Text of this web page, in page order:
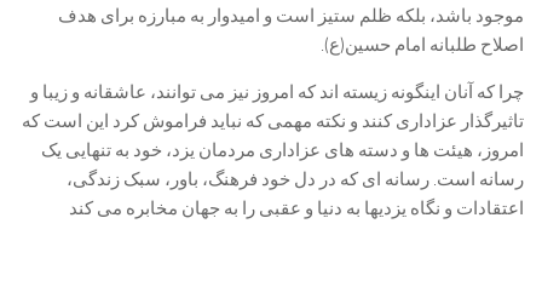
موجود باشد، بلکه ظلم ستیز است و امیدوار به مبارزه برای هدف
اصلاح طلبانه امام حسین(ع).
چرا که آنان اینگونه زیسته اند که امروز نیز می توانند، عاشقانه و زیبا و
تاثیرگذار عزاداری کنند و نکته مهمی که نباید فراموش کرد این است که
امروز، هیئت ها و دسته های عزاداری مردمان یزد، خود به تنهایی یک
رسانه است. رسانه ای که در دل خود فرهنگ، باور، سبک زندگی،
اعتقادات و نگاه یزدیها به دنیا و عقبی را به جهان مخابره می کند